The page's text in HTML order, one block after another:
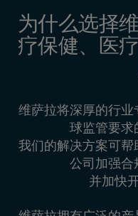
为什么选择
疗保健、医
维萨拉将深厚的行
球监管要求
我们的解决方案可
公司加强合
并加快